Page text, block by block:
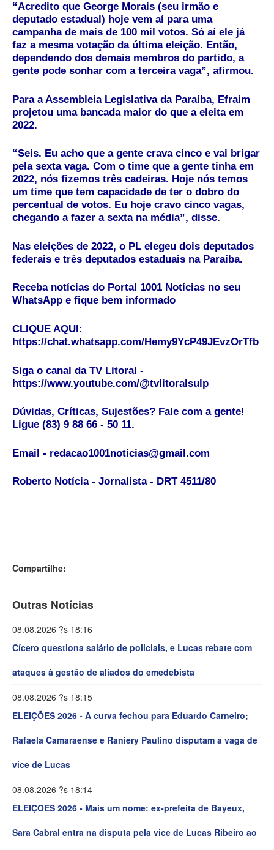
“Acredito que George Morais (seu irmão e
deputado estadual) hoje vem aí para uma
campanha de mais de 100 mil votos. Só aí ele já
faz a mesma votação da última eleição. Então,
dependendo dos demais membros do partido, a
gente pode sonhar com a terceira vaga”, afirmou.
Para a Assembleia Legislativa da Paraíba, Efraim
projetou uma bancada maior do que a eleita em
2022.
“Seis. Eu acho que a gente crava cinco e vai brigar
pela sexta vaga. Com o time que a gente tinha em
2022, nós fizemos três cadeiras. Hoje nós temos
um time que tem capacidade de ter o dobro do
percentual de votos. Eu hoje cravo cinco vagas,
chegando a fazer a sexta na média”, disse.
Nas eleições de 2022, o PL elegeu dois deputados
federais e três deputados estaduais na Paraíba.
Receba notícias do Portal 1001 Notícias no seu
WhatsApp e fique bem informado
CLIQUE AQUI:
https://chat.whatsapp.com/Hemy9YcP49JEvzOrTfb
Siga o canal da TV Litoral -
https://www.youtube.com/@tvlitoralsulp
Dúvidas, Críticas, Sujestões? Fale com a gente!
Ligue (83) 9 88 66 - 50 11.
Email - redacao1001noticias@gmail.com
Roberto Notícia - Jornalista - DRT 4511/80
Compartilhe:
Outras Notícias
08.08.2026 ?s 18:16
Cícero questiona salário de policiais, e Lucas rebate com
ataques à gestão de aliados do emedebista
08.08.2026 ?s 18:15
ELEIÇÕES 2026 - A curva fechou para Eduardo Carneiro;
Rafaela Camaraense e Raniery Paulino disputam a vaga de
vice de Lucas
08.08.2026 ?s 18:14
ELEIÇOES 2026 - Mais um nome: ex-prefeita de Bayeux,
Sara Cabral entra na disputa pela vice de Lucas Ribeiro ao